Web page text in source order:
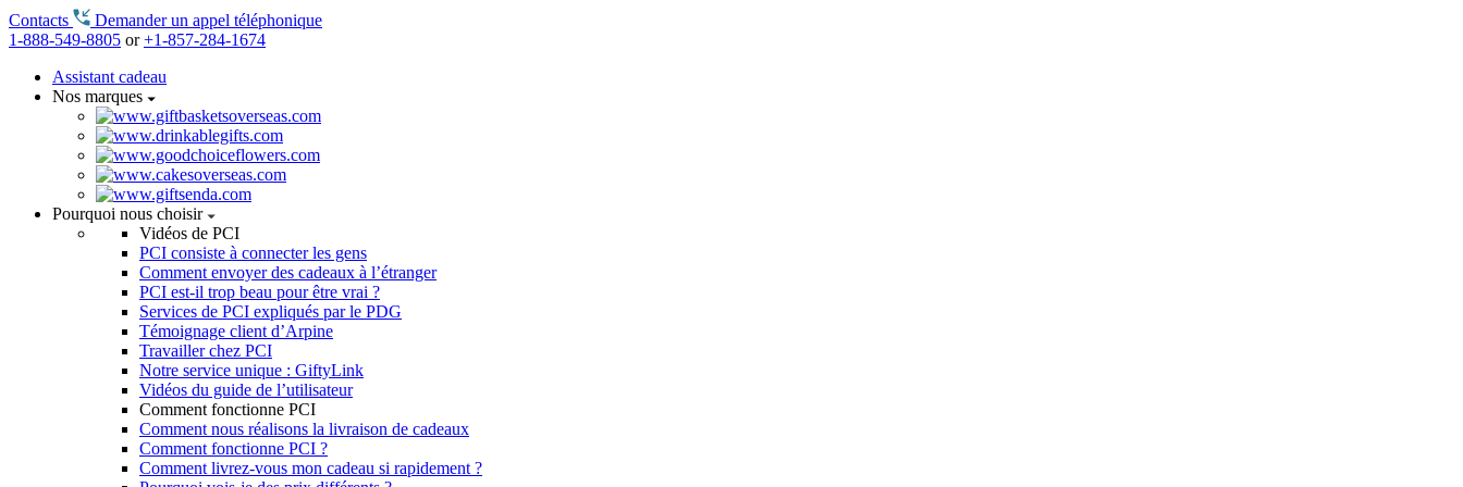
Contacts
Demander un appel téléphonique
1-888-549-8805 or+1-857-284-1674
Assistant cadeau
Nos marques
Pourquoi nous choisir
Vidéos de PCI
PCI consiste à connecter les gens
Comment envoyer des cadeaux à l’étranger
PCI est-il trop beau pour être vrai ?
Services de PCI expliqués par le PDG
Témoignage client d’Arpine
Travailler chez PCI
Notre service unique : GiftyLink
Vidéos du guide de l’utilisateur
Comment fonctionne PCI
Comment nous réalisons la livraison de cadeaux
Comment fonctionne PCI ?
Comment livrez-vous mon cadeau si rapidement ?